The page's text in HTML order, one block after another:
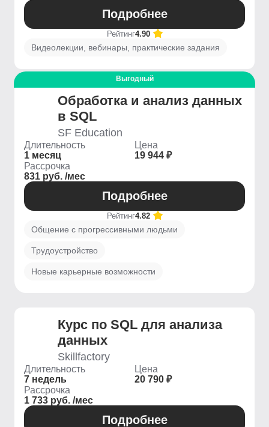
Подробнее
Рейтинг4.90
Видеолекции, вебинары, практические задания
Выгодный
Обработка и анализ данных
в SQL
SF Education
Длительность
1 месяц
Цена
19 944 ₽
Рассрочка
831 руб. /мес
Подробнее
Рейтинг4.82
Общение с прогрессивными людьми
Трудоустройство
Новые карьерные возможности
Курс по SQL для анализа
данных
Skillfactory
Длительность
7 недель
Цена
20 790 ₽
Рассрочка
1 733 руб. /мес
Подробнее